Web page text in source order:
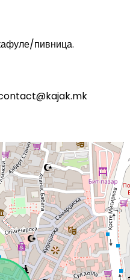
пивница.